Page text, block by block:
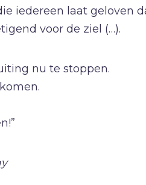
iedereen laat geloven
voor de ziel (…).
nu te stoppen.